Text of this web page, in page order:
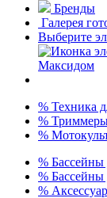
Бренды
Галерея
Выберите
% Техника
%
%
% Бассейны
% Бассейны
%